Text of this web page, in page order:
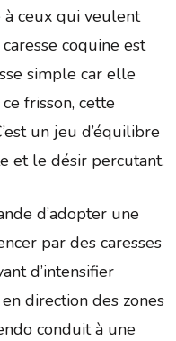
ceux qui veulent
coquine est
simple car elle
frisson, cette
un jeu d’équilibre
et le désir percutant.
d’adopter une
par des caresses
d’intensifier
direction des zones
conduit à une